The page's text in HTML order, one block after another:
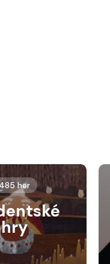
her
hry